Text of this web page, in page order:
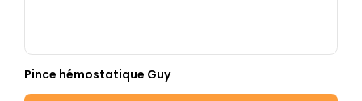
Pince hémostatique Guy